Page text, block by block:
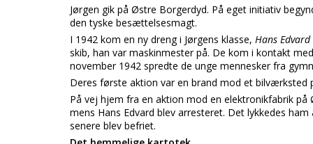
Jørgen gik på Østre Borgerdyd. På eget initiativ
den tyske besættelsesmagt.
I 1942 kom en ny dreng i Jørgens klasse, Hans
skib, han var maskinmester på. De kom i kontakt
november 1942 spredte de unge mennesker fra
Deres første aktion var en brand mod et bilværksted
På vej hjem fra en aktion mod en elektronikfabrik
mens Hans Edvard blev arresteret. Det lykkedes
senere blev befriet.